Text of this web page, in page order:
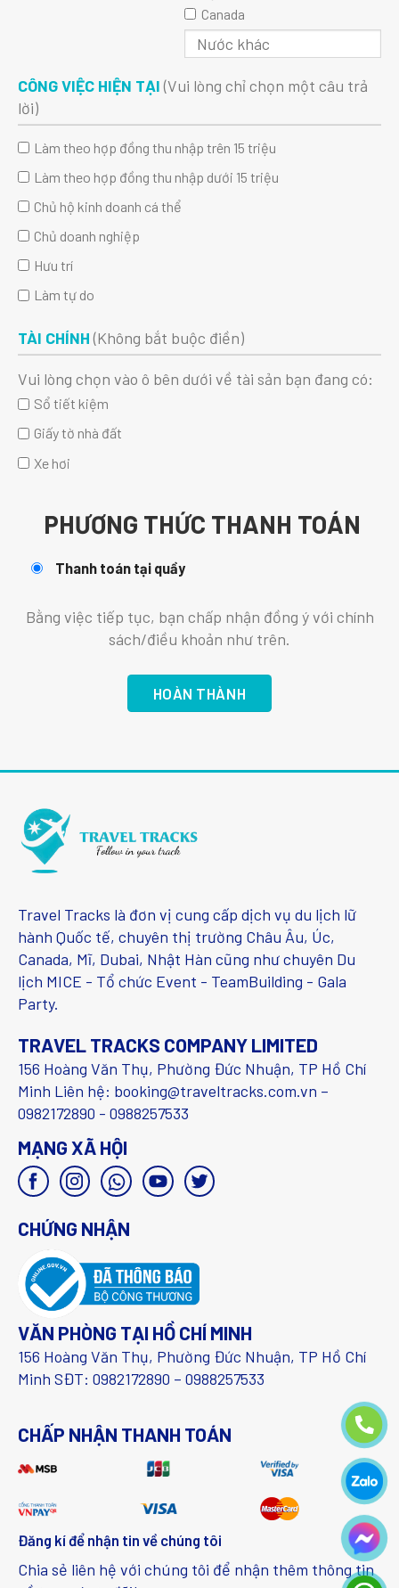
Canada
CÔNG VIỆC HIỆN TẠI(Vui lòng chỉ chọn một câu trả
lời)
Làm theo hợp đồng thu nhập trên 15 triệu
Làm theo hợp đồng thu nhập dưới 15 triệu
Chủ hộ kinh doanh cá thể
Chủ doanh nghiệp
Hưu trí
Làm tự do
TÀI CHÍNH(Không bắt buộc điền)
Vui lòng chọn vào ô bên dưới về tài sản bạn đang có:
Sổ tiết kiệm
Giấy tờ nhà đất
Xe hơi
PHƯƠNG THỨC THANH TOÁN
Thanh toán tại quầy
Bằng việc tiếp tục, bạn chấp nhận đồng ý với chính
sách/điều khoản như trên.
Travel Tracks là đơn vị cung cấp dịch vụ du lịch lữ
hành Quốc tế, chuyên thị trường Châu Âu, Úc,
Canada, Mĩ, Dubai, Nhật Hàn cũng như chuyên Du
lịch MICE - Tổ chức Event - TeamBuilding - Gala
Party.
TRAVEL TRACKS COMPANY LIMITED
156 Hoàng Văn Thụ, Phường Đức Nhuận, TP Hồ Chí
Minh Liên hệ: booking@traveltracks.com.vn –
0982172890 - 0988257533
MẠNG XÃ HỘI
CHỨNG NHẬN
VĂN PHÒNG TẠI HỒ CHÍ MINH
156 Hoàng Văn Thụ, Phường Đức Nhuận, TP Hồ Chí
Minh SĐT: 0982172890 – 0988257533
CHẤP NHẬN THANH TOÁN
Đăng kí để nhận tin về chúng tôi
Chia sẻ liên hệ với chúng tôi để nhận thêm thông tin